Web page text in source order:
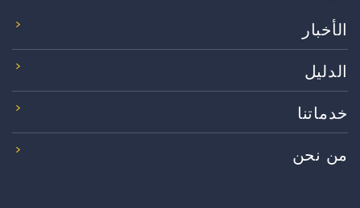
الأخبار
الدليل
خدماتنا
من نحن